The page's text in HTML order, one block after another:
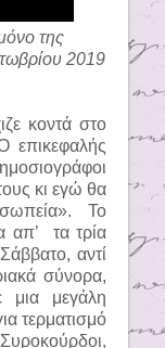
της
2019
κοντά στο
επικεφαλής
κι εγώ θα
Το
απ’
τα τρία
αντί
σύνορα,
μια μεγάλη
τερματισμό